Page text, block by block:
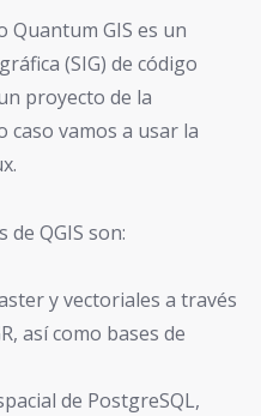
Quantum GIS es un
(SIG) de código
proyecto de la
caso vamos a usar la
de QGIS son:
y vectoriales a través
así como bases de
de PostgreSQL,